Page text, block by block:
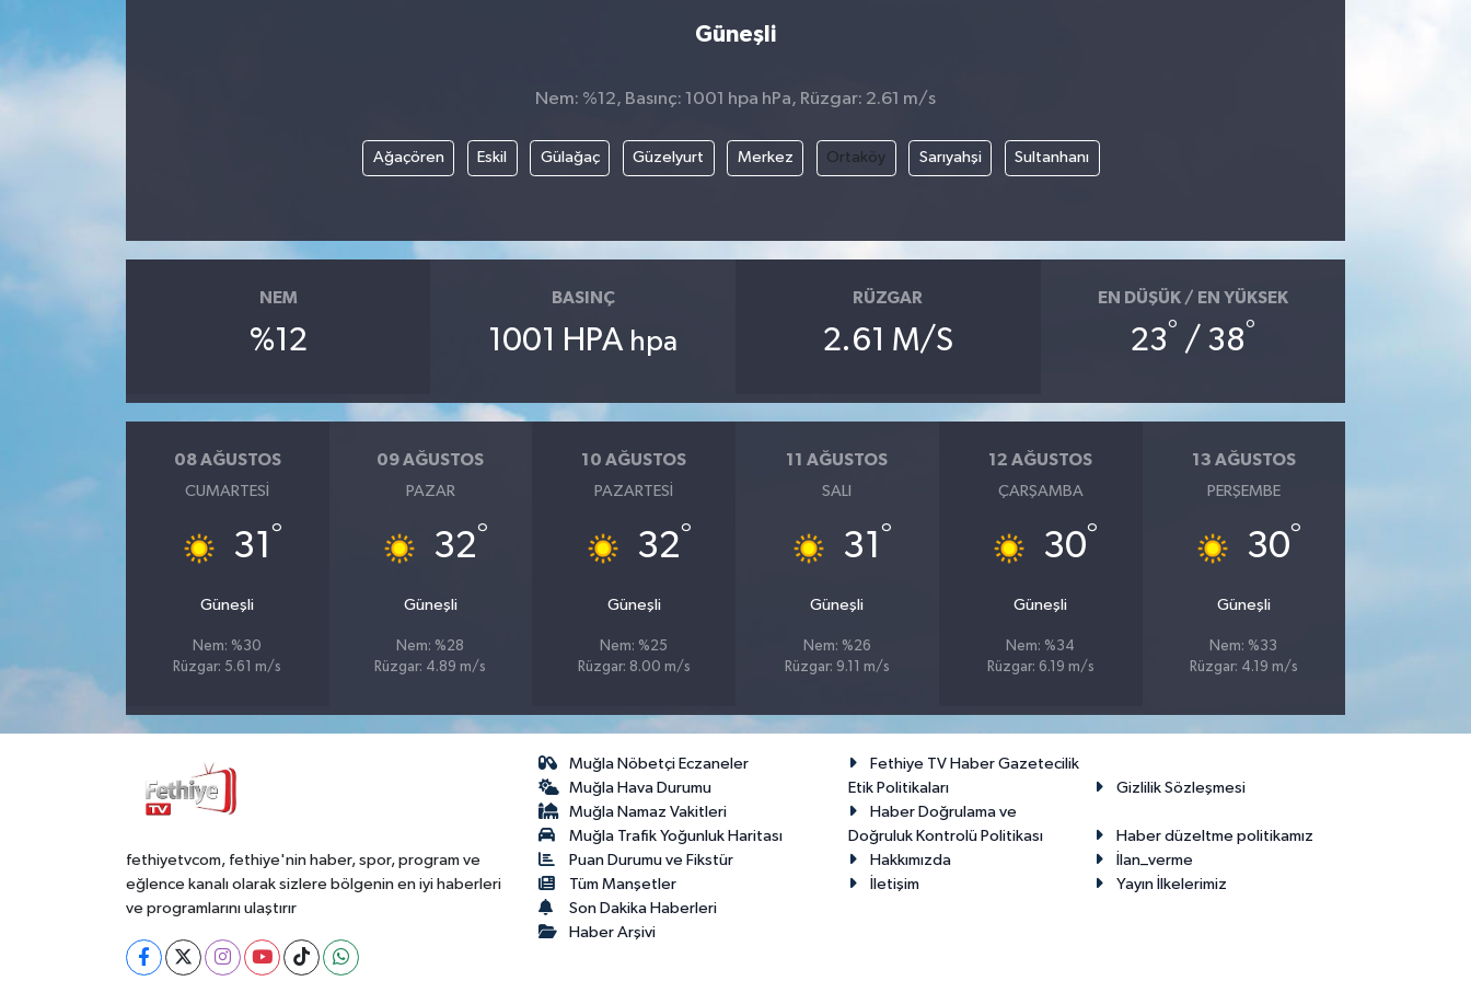
Güneşli
Nem: %12, Basınç: 1001 hpa hPa, Rüzgar: 2.61 m/s
Ağaçören Eskil Gülağaç Güzelyurt Merkez Ortaköy Sarıyahşi Sultanhanı
NEM
%12
BASINÇ
1001 HPA hpa
RÜZGAR
2.61 M/S
EN DÜŞÜK / EN YÜKSEK
23° / 38°
08 AĞUSTOS
CUMARTESI
31 °
Güneşli
Nem: %30
Rüzgar: 5.61 m/s
09 AĞUSTOS
PAZAR
32°
Güneşli
Nem: %28
Rüzgar: 4.89 m/s
10 AĞUSTOS
PAZARTESI
32°
Güneşli
Nem: %25
Rüzgar: 8.00 m/s
11 AĞUSTOS
SALI
31 °
Güneşli
Nem: %26
Rüzgar: 9.11 m/s
12 AĞUSTOS
ÇARŞAMBA
30°
Güneşli
Nem: %34
Rüzgar: 6.19 m/s
13 AĞUSTOS
PERŞEMBE
30°
Güneşli
Nem: %33
Rüzgar: 4.19 m/s
fethiyetvcom, fethiye'nin haber, spor, program ve
eğlence kanalı olarak sizlere bölgenin en iyi haberleri
ve programlarını ulaştırır
Muğla Nöbetçi Eczaneler
Muğla Hava Durumu
Muğla Namaz Vakitleri
Muğla Trafik Yoğunluk Haritası
Puan Durumu ve Fikstür
Tüm Manşetler
Son Dakika Haberleri
Haber Arşivi
Fethiye TV Haber Gazetecilik
Etik Politikaları
Gizlilik Sözleşmesi
Haber Doğrulama ve
Doğruluk Kontrolü Politikası
Haber düzeltme politikamız
Hakkımızda
İlan_verme
İletişim
Yayın İlkelerimiz
Turizm